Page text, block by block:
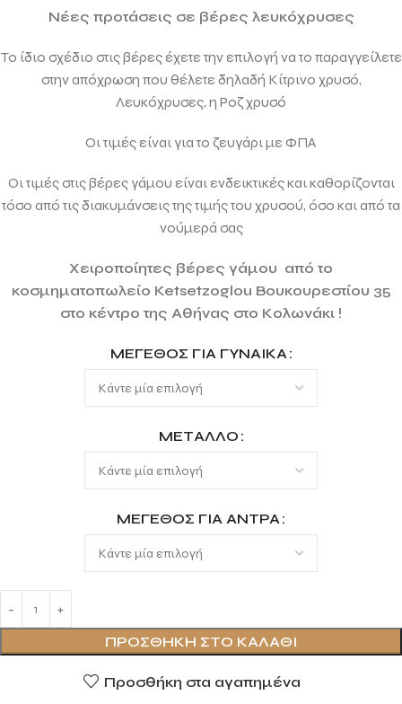
Νέες προτάσεις σε βέρες λευκόχρυσες
Το ίδιο σχέδιο στις βέρες έχετε την επιλογή να το παραγγείλετε
στην απόχρωση που θέλετε δηλαδή Κίτρινο χρυσό,
Λευκόχρυσες, η Ρoζ χρυσό
Οι τιμές είναι για το ζευγάρι με ΦΠΑ
Οι τιμές στις βέρες γάμου είναι ενδεικτικές και καθορίζονται
τόσο από τις διακυμάνσεις της τιμής του χρυσού, όσο και από τα
νούμερά σας
Χειροποίητες βέρες γάμου από το
κοσμηματοπωλείο Ketsetzoglou Βουκουρεστίου 35
στο κέντρο της Αθήνας στο Κολωνάκι !
ΜΈΓΕΘΟΣ ΓΙΑ ΓΥΝΑΊΚΑ
ΜΈΤΑΛΛΟ
ΜΈΓΕΘΟΣ ΓΙΑ ΆΝΤΡΑ
ΠΡΟΣΘΉΚΗ ΣΤΟ ΚΑΛΆΘΙ
Προσθήκη στα αγαπημένα